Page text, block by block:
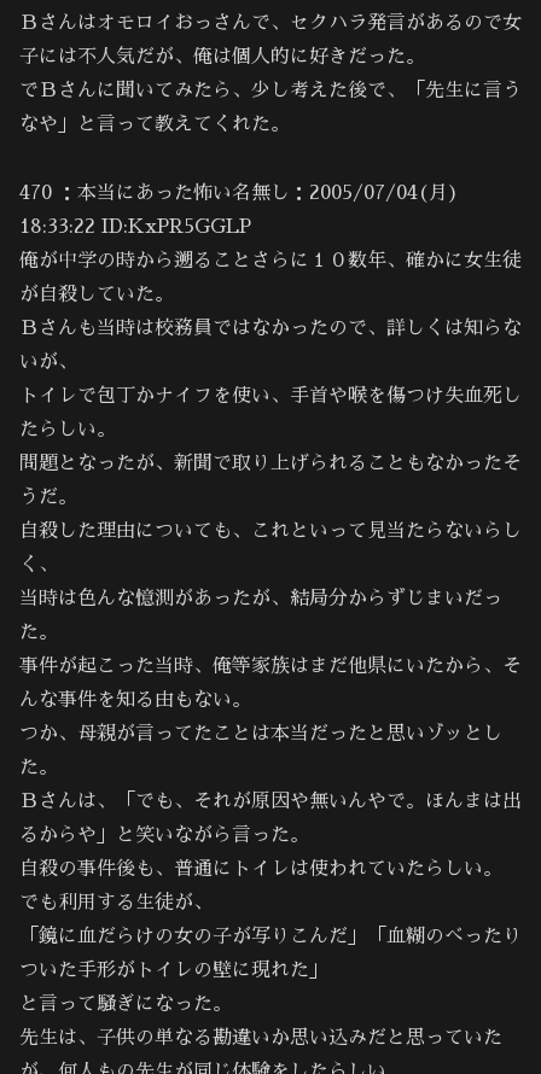
Ｂさんはオモロイおっさんで、セクハラ発言があるので女
子には不人気だが、俺は個人的に好きだった。
でＢさんに聞いてみたら、少し考えた後で、「先生に言う
なや」と言って教えてくれた。
470 ：本当にあった怖い名無し：2005/07/04(月)
18:33:22 ID:KxPR5GGLP
俺が中学の時から遡ることさらに１０数年、確かに女生徒
が自殺していた。
Ｂさんも当時は校務員ではなかったので、詳しくは知らな
いが、
トイレで包丁かナイフを使い、手首や喉を傷つけ失血死し
たらしい。
問題となったが、新聞で取り上げられることもなかったそ
うだ。
自殺した理由についても、これといって見当たらないらし
く、
当時は色んな憶測があったが、結局分からずじまいだっ
た。
事件が起こった当時、俺等家族はまだ他県にいたから、そ
んな事件を知る由もない。
つか、母親が言ってたことは本当だったと思いゾッとし
た。
Ｂさんは、「でも、それが原因や無いんやで。ほんまは出
るからや」と笑いながら言った。
自殺の事件後も、普通にトイレは使われていたらしい。
でも利用する生徒が、
「鏡に血だらけの女の子が写りこんだ」「血糊のべったり
ついた手形がトイレの壁に現れた」
と言って騒ぎになった。
先生は、子供の単なる勘違いか思い込みだと思っていた